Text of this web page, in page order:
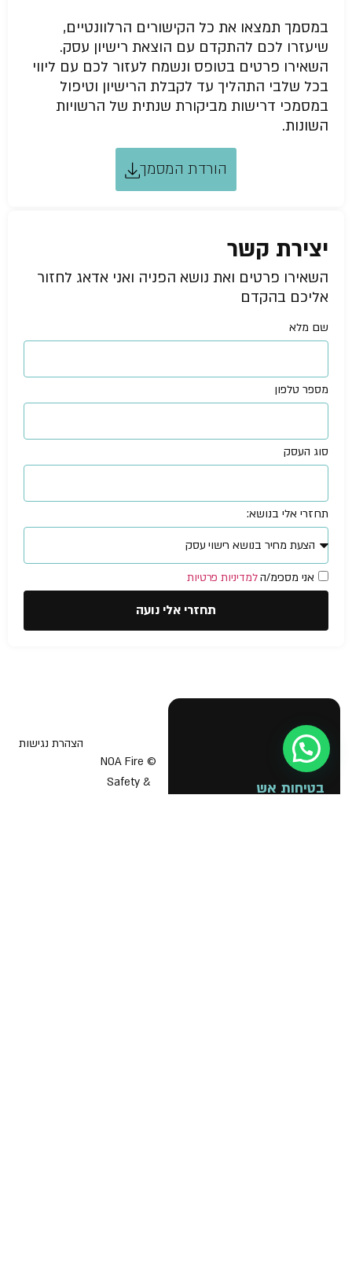
במסמך תמצאו את כל הקישורים הרלוונטיים,
שיעזרו לכם להתקדם עם הוצאת רישיון עסק.
השאירו פרטים בטופס ונשמח לעזור לכם עם ליווי
בכל שלבי התהליך עד לקבלת הרישיון וטיפול
במסמכי דרישות מביקורת שנתית של הרשויות
השונות.
הורדת המסמך
יצירת קשר
השאירו פרטים ואת נושא הפניה ואני אדאג לחזור
אליכם בהקדם
שם מלא
מספר טלפון
סוג העסק
תחזרי אלי בנושא:
אני מסכימ/הלמדיניות פרטיות
תחזרי אלי נועה
בטיחות אש
© NOA Fire
Safety &
הצהרת נגישות